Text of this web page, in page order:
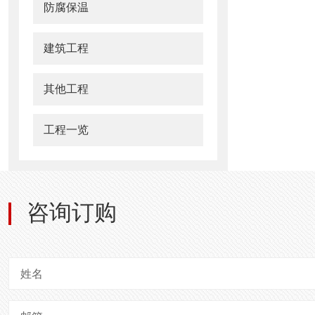
防腐保温
建筑工程
其他工程
工程一览
咨询订购
姓名